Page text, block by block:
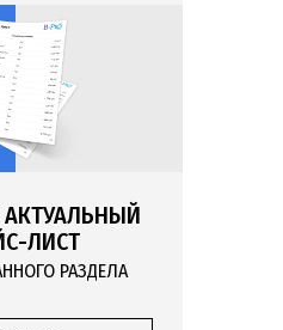
АКТУАЛЬНЫЙ
ЛИСТ
РАЗДЕЛА